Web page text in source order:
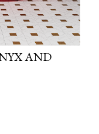
AND